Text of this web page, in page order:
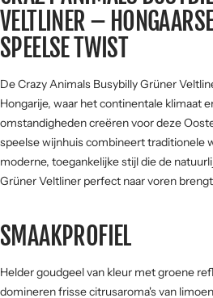
Vis &
zeevruchten
Zuur
Hout
Zoet
VELTLINER –
SPEELSE TWIST
De Crazy Animals Busybilly Grüner
Hongarije, waar het continentale klimaat
omstandigheden creëren voor deze
speelse wijnhuis combineert traditionele
moderne, toegankelijke stijl die de
Grüner Veltliner perfect naar voren
SMAAKPROFIEL
Helder goudgeel van kleur met groene
domineren frisse citrusaroma's van